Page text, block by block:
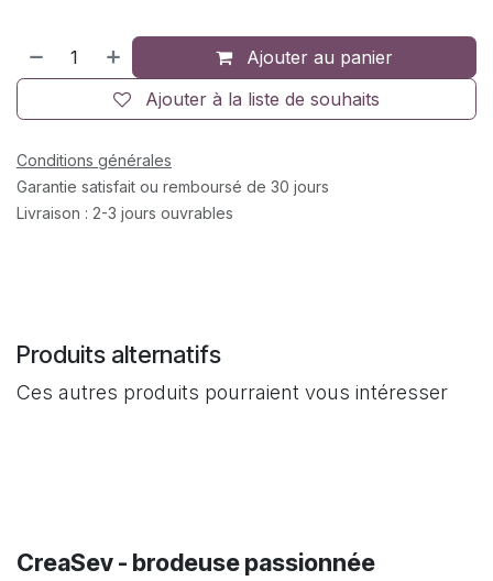
Ajouter au panier
Ajouter à la liste de souhaits
Conditions générales
Garantie satisfait ou remboursé de 30 jours
Livraison : 2-3 jours ouvrables
Produits alternatifs
Ces autres produits pourraient vous intéresser
CreaSev - brodeuse passionnée